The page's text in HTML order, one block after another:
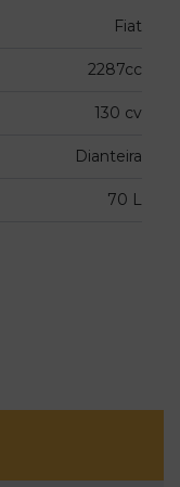
Fiat
2287cc
130 cv
Dianteira
70 L